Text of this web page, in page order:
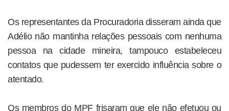
Os representantes da Procuradoria disseram ainda que
Adélio não mantinha relações pessoais com nenhuma
pessoa na cidade mineira, tampouco estabeleceu
contatos que pudessem ter exercido influência sobre o
atentado.
Os membros do MPF frisaram que ele não efetuou ou